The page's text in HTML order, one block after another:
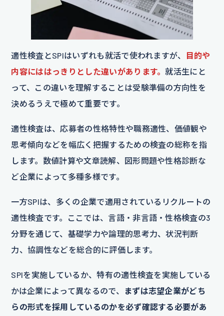
適性検査とSPIはいずれも就活で使われますが、
目的や
内容にははっきりとした違いがあります。就活生にと
って、この違いを理解することは受験準備の方向性を
決めるうえで極めて重要です。
適性検査は、応募者の性格特性や職務適性、価値観や
思考傾向などを幅広く把握するための検査の総称を指
します。数値計算や文章読解、図形問題や性格診断な
ど企業によって多種多様です。
一方SPIは、多くの企業で適用されているリクルートの
適性検査です。ここでは、言語・非言語・性格検査の3
分野を通じて、基礎学力や論理的思考力、状況判断
力、協調性などを総合的に評価します。
SPIを実施しているか、特有の適性検査を実施している
かは企業によって異なるので、
まずは志望企業がどち
らの形式を採用しているのかを必ず確認する必要があ